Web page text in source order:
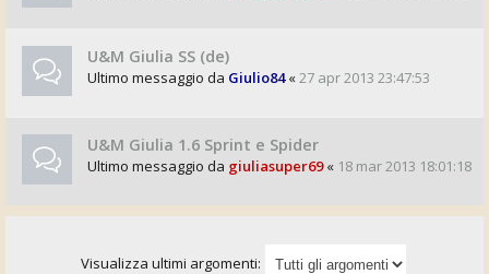
U&M Giulia SS (de)
Ultimo messaggio da Giulio84«27 apr 2013 23:47:53
U&M Giulia 1.6 Sprint e Spider
Ultimo messaggio da giuliasuper69« 18 mar 2013 18:01:18
Visualizza ultimi argomenti: